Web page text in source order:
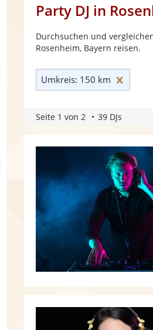
Party DJ in
Durchsuchen und
Rosenheim, Bayern reisen.
Umkreis: 150 km
Seite 1 von 2 39 DJs